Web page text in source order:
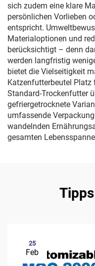
sich zudem eine klare
persönlichen Vorlieben
entspricht.
Materialoptionen und
berücksichtigt – denn
werden langfristig
bietet die Vielseitigkeit
Katzenfutterbeutel Platz
Standard-Trockenfutter
gefriergetrocknete
umfassende
wandelnden
gesamten
25
Feb